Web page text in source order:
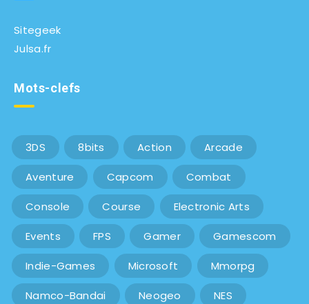
Sitegeek
Julsa.fr
Mots-clefs
3DS 8bits Action Arcade
Aventure Capcom Combat
Console Course Electronic Arts
Events FPS Gamer Gamescom
Indie-Games Microsoft Mmorpg
Namco-Bandai Neogeo NES